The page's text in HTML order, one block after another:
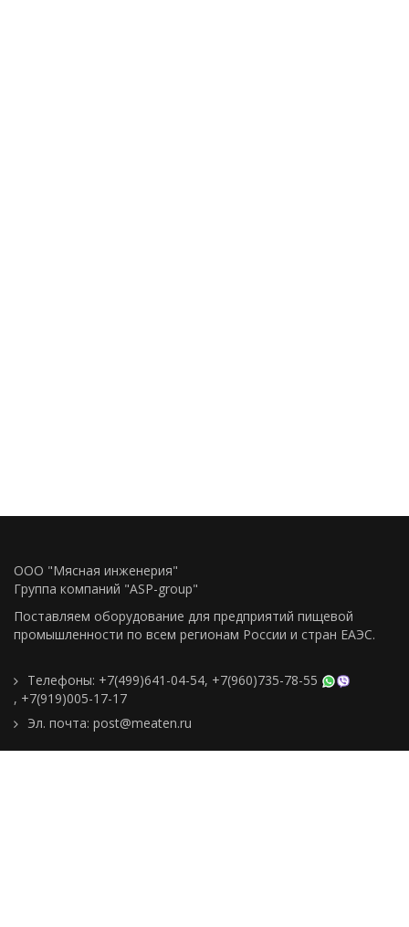
ООО "Мясная инженерия"
Группа компаний "ASP-group"
Поставляем оборудование для предприятий пищевой
промышленности по всем регионам Росcии и стран ЕАЭС.
Телефоны: +7(499)641-04-54, +7(960)735-78-55
, +7(919)005-17-17
Эл. почта: post@meaten.ru